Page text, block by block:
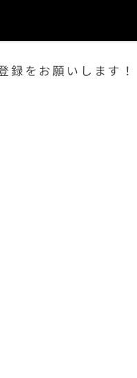
録をお願いします！